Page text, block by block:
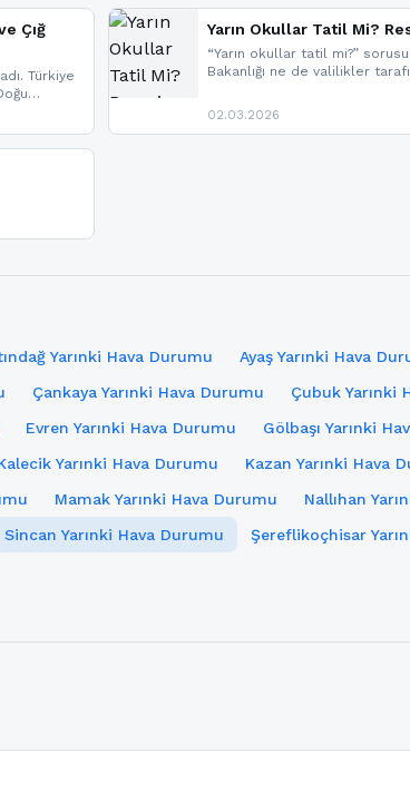
Çığ
Türkiye
dakika
Yarın Okullar Tatil Mi?
“Yarın okullar tatil mi?”
Bakanlığı ne de valilikler
paylaşacağız. En hızlı
02.03.2026
Yarınki Hava Durumu Ayaş Yarınki Hava
Çankaya Yarınki Hava Durumu
Çubuk Yarınki
Evren Yarınki Hava Durumu
Gölbaşı Yarınki
Yarınki Hava Durumu
Kazan Yarınki Hava
Mamak Yarınki Hava Durumu
Nallıhan
Sincan Yarınki Hava Durumu
Şereflikoçhisar